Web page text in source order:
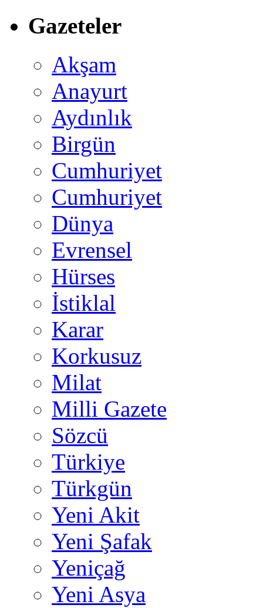
Gazeteler
Akşam
Anayurt
Aydınlık
Birgün
Cumhuriyet
Cumhuriyet
Dünya
Evrensel
Hürses
İstiklal
Karar
Korkusuz
Milat
Milli Gazete
Sözcü
Türkiye
Türkgün
Yeni Akit
Yeni Şafak
Yeniçağ
Yeni Asya